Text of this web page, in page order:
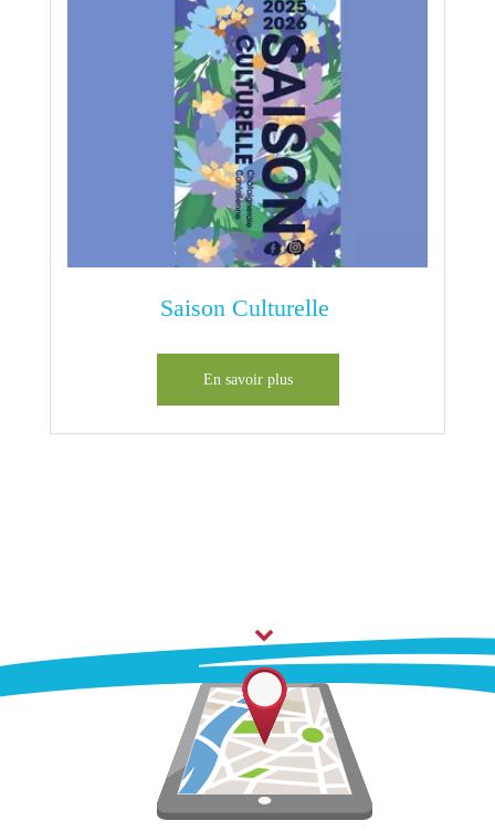
Saison Culturelle